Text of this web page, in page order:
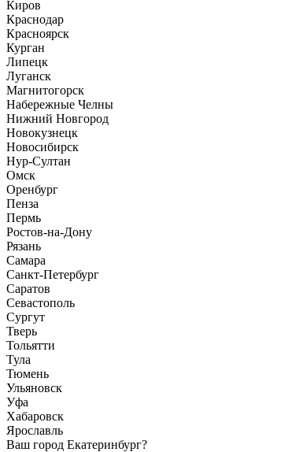
Киров
Краснодар
Красноярск
Курган
Липецк
Луганск
Магнитогорск
Набережные Челны
Нижний Новгород
Новокузнецк
Новосибирск
Нур-Султан
Омск
Оренбург
Пенза
Пермь
Ростов-на-Дону
Рязань
Самара
Санкт-Петербург
Саратов
Севастополь
Сургут
Тверь
Тольятти
Тула
Тюмень
Ульяновск
Уфа
Хабаровск
Ярославль
Ваш город Екатеринбург?